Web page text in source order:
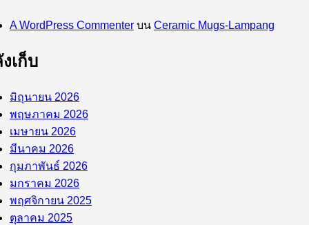
A WordPress Commenter บน Ceramic Mugs-Lampang
เก็บ
มิถุนายน 2026
พฤษภาคม 2026
เมษายน 2026
มีนาคม 2026
กุมภาพันธ์ 2026
มกราคม 2026
พฤศจิกายน 2025
ตุลาคม 2025